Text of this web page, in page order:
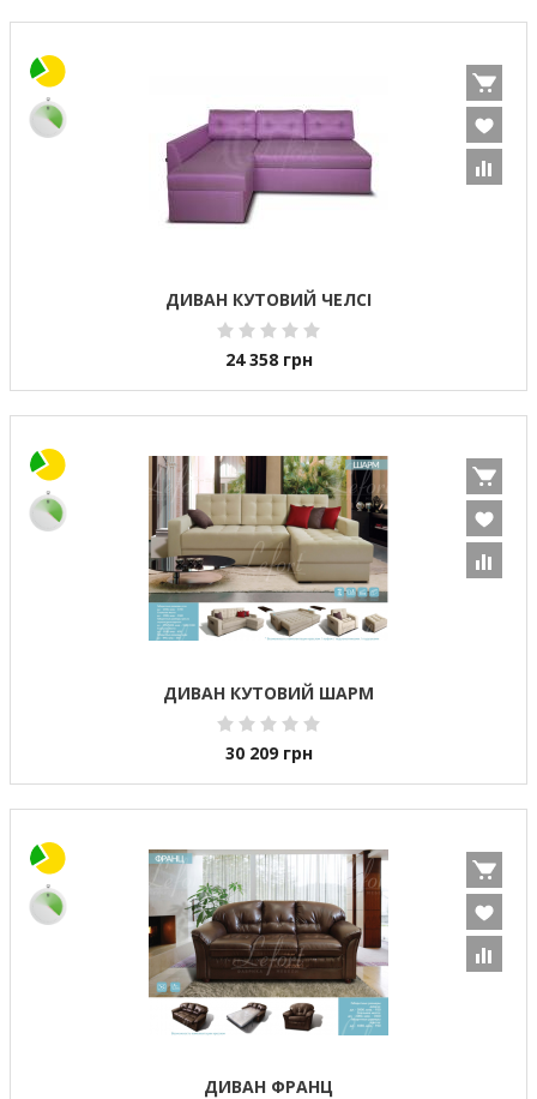
ДИВАН КУТОВИЙ ЧЕЛСІ
24 358 грн
ДИВАН КУТОВИЙ ШАРМ
30 209 грн
ДИВАН ФРАНЦ